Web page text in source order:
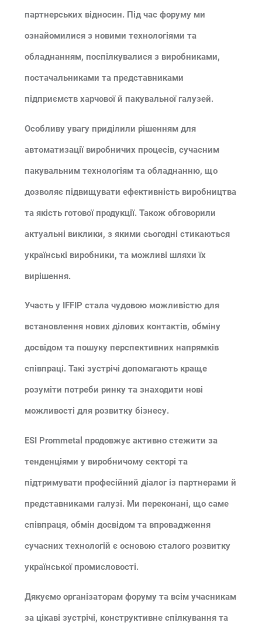
партнерських відносин. Під час форуму ми
ознайомилися з новими технологіями та
обладнанням, поспілкувалися з виробниками,
постачальниками та представниками
підприємств харчової й пакувальної галузей.
Особливу увагу приділили рішенням для
автоматизації виробничих процесів, сучасним
пакувальним технологіям та обладнанню, що
дозволяє підвищувати ефективність виробництва
та якість готової продукції. Також обговорили
актуальні виклики, з якими сьогодні стикаються
українські виробники, та можливі шляхи їх
вирішення.
Участь у IFFIP стала чудовою можливістю для
встановлення нових ділових контактів, обміну
досвідом та пошуку перспективних напрямків
співпраці. Такі зустрічі допомагають краще
розуміти потреби ринку та знаходити нові
можливості для розвитку бізнесу.
ESI Prommetal продовжує активно стежити за
тенденціями у виробничому секторі та
підтримувати професійний діалог із партнерами й
представниками галузі. Ми переконані, що саме
співпраця, обмін досвідом та впровадження
сучасних технологій є основою сталого розвитку
української промисловості.
Дякуємо організаторам форуму та всім учасникам
за цікаві зустрічі, конструктивне спілкування та